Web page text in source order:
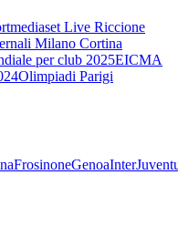
Live Riccione
Milano Cortina
per club 2025EICMA
Olimpiadi Parigi
FrosinoneGenoaInter